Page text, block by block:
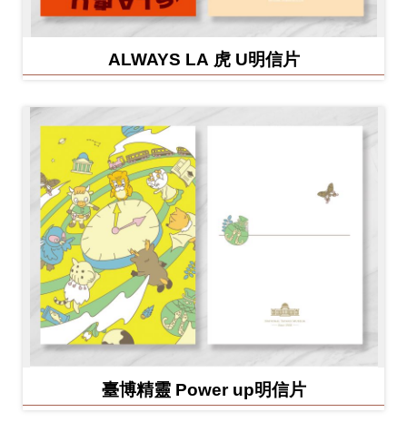
ALWAYS LA 虎 U明信片
臺博精靈 Power up明信片